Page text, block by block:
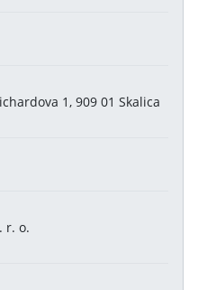
1, 909 01 Skalica
r. o.